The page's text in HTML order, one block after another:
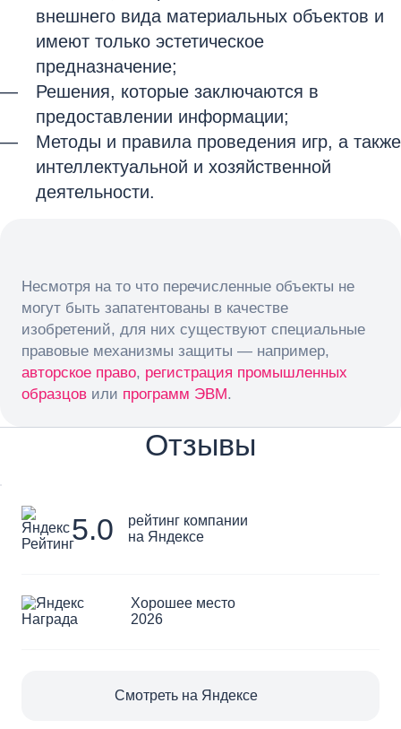
внешнего вида материальных объектов и
имеют только эстетическое
предназначение;
Решения, которые заключаются в
предоставлении информации;
Методы и правила проведения игр, а также
интеллектуальной и хозяйственной
деятельности.
Несмотря на то что перечисленные объекты не
могут быть запатентованы в качестве
изобретений, для них существуют специальные
правовые механизмы защиты — например,
авторское право, регистрация промышленных
образцов или программ ЭВМ.
Отзывы
5.0
рейтинг компании
на Яндексе
Хорошее место
2026
Смотреть на Яндексе